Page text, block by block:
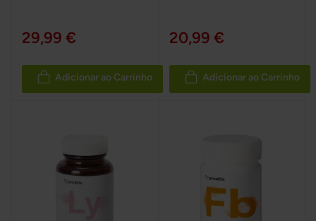
29,99 €
Adicionar ao Carrinho
20,99 €
Adicionar ao Carrinho